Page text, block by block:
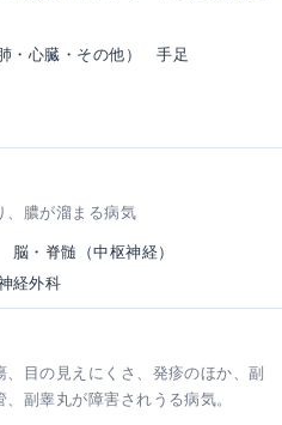
・心臓・その他）
手足
、膿が溜まる病気
脳・脊髄（中枢神経）
経外科
目の見えにくさ、発疹のほか、副
副睾丸が障害されうる病気。